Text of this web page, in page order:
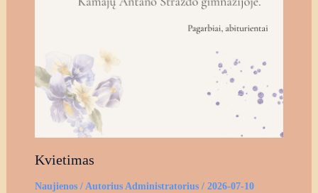
Kvietimas
Naujienos/ Autorius Administratorius / 2026-07-10